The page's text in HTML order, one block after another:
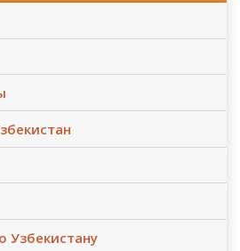
Узбекистану